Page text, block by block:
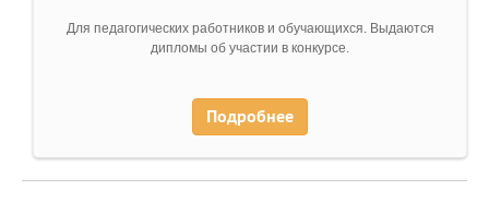
Для педагогических работников и обучающихся. Выдаются
дипломы об участии в конкурсе.
Подробнее